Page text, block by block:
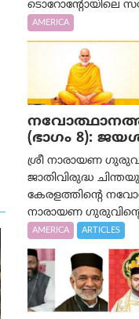
ടൊറോന്റോയിലെ
AMERICA
(ഭാഗം 8):
ശ്രീ നാരായണ
ജാതിവിരുദ്ധ
കേരളത്തിന്റെ
നാരായണ
AMERICA ARTICLES